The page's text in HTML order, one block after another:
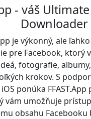
- váš
Downloader
je výkonný, ale
pre Facebook, ktorý
fotografie,
krokov. S
ponúka
vám umožňuje
obsahu Facebooku